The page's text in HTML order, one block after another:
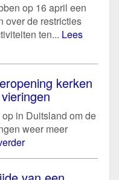
op 16 april een
over de restricties
ten... Lees
kerken
in Duitsland om de
weer meer